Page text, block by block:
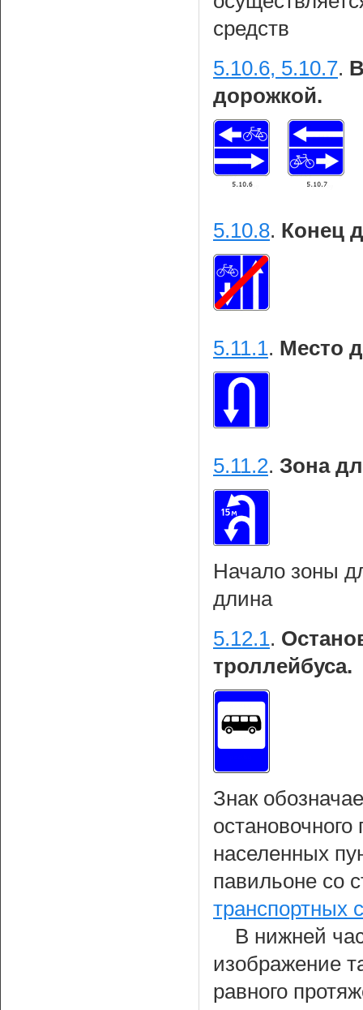
средств
5.10.6, 5.10.7.
дорожкой.
5.10.8. Конец
5.11.1. Место
5.11.2. Зона
Начало зоны
длина
5.12.1.
троллейбуса.
Знак
остановочного
населенных
павильоне со
транспортных
В нижней
изображение
равного